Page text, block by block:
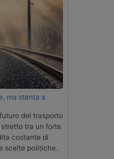
ma stenta a
del trasporto
tra un forte
costante di
scelte politiche.